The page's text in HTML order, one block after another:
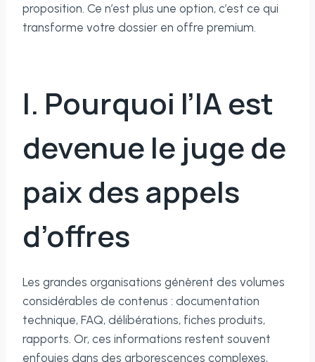
proposition. Ce n’est plus une option, c’est ce qui
transforme votre dossier en offre premium.
I. Pourquoi l’IA est
devenue le juge de
paix des appels
d’offres
Les grandes organisations génèrent des volumes
considérables de contenus : documentation
technique, FAQ, délibérations, fiches produits,
rapports. Or, ces informations restent souvent
enfouies dans des arborescences complexes,